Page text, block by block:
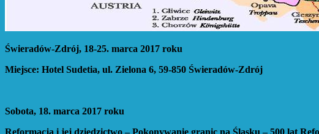
Świeradów-Zdrój, 18-25. marca 2017 roku
Miejsce: Hotel Sudetia, ul. Zielona 6, 59-850 Świeradów-Zdrój
Sobota, 18. marca 2017 roku
Reformacja i jej dziedzictwo – Pokonywanie granic na Śląsku – 500 lat